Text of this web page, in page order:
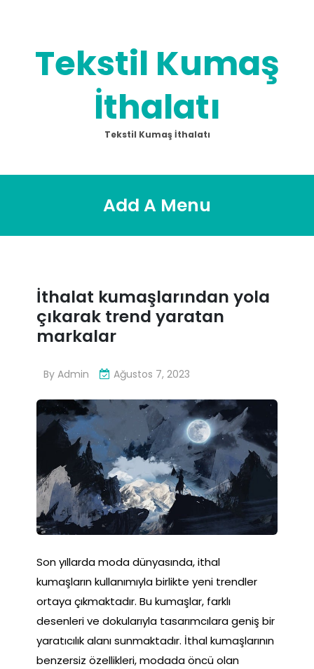
Tekstil Kumaş
İthalatı
Tekstil Kumaş İthalatı
Add A Menu
İthalat kumaşlarından yola
çıkarak trend yaratan
markalar
By Admin Ağustos 7, 2023
Son yıllarda moda dünyasında, ithal
kumaşların kullanımıyla birlikte yeni trendler
ortaya çıkmaktadır. Bu kumaşlar, farklı
desenleri ve dokularıyla tasarımcılara geniş bir
yaratıcılık alanı sunmaktadır. İthal kumaşlarının
benzersiz özellikleri, modada öncü olan